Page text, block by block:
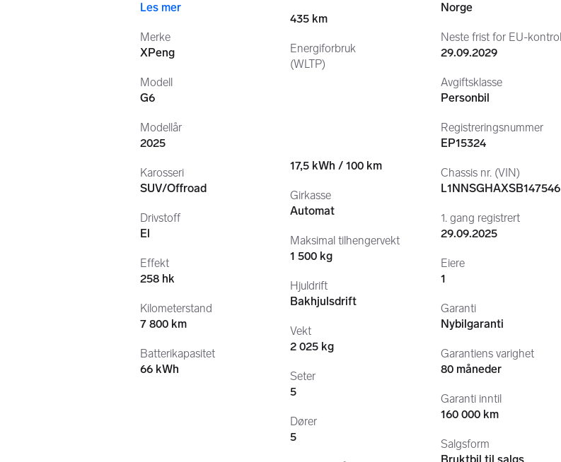
Les mer
Merke
XPeng
Modell
G6
Modellår
2025
Karosseri
SUV/Offroad
Drivstoff
El
Effekt
258 hk
Kilometerstand
7 800 km
Batterikapasitet
66 kWh
435 km
Energiforbruk
(WLTP)
17,5 kWh / 100 km
Girkasse
Automat
Maksimal tilhengervekt
1 500 kg
Hjuldrift
Bakhjulsdrift
Vekt
2 025 kg
Seter
5
Dører
5
Norge
Neste frist for EU-kontroll
29.09.2029
Avgiftsklasse
Personbil
Registreringsnummer
EP15324
Chassis nr. (VIN)
L1NNSGHAXSB147546
1. gang registrert
29.09.2025
Eiere
1
Garanti
Nybilgaranti
Garantiens varighet
80 måneder
Garanti inntil
160 000 km
Salgsform